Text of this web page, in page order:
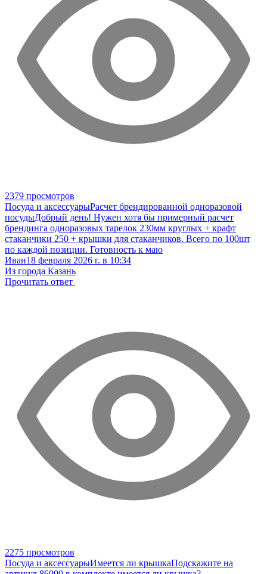
2379 просмотров
Посуда и аксессуарыРасчет брендированной одноразовой
посудыДобрый день! Нужен хотя бы примерный расчет
брендинга одноразовых тарелок 230мм круглых + крафт
стаканчики 250 + крышки для стаканчиков. Всего по 100шт
по каждой позиции. Готовность к маю
Иван18 февраля 2026 г. в 10:34
Из города Казань
Прочитать ответ
2275 просмотров
Посуда и аксессуарыИмеется ли крышкаПодскажите на